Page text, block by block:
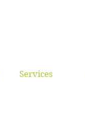
Services